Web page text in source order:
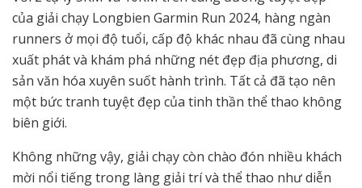
của giải chạy Longbien Garmin Run 2024, hàng ngàn
runners ở mọi độ tuổi, cấp độ khác nhau đã cùng nhau
xuất phát và khám phá những nét đẹp địa phương, di
sản văn hóa xuyên suốt hành trình. Tất cả đã tạo nên
một bức tranh tuyệt đẹp của tinh thần thể thao không
biên giới.
Không những vậy, giải chạy còn chào đón nhiều khách
mời nổi tiếng trong làng giải trí và thể thao như diễn